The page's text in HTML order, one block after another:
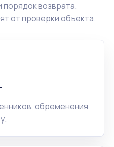
порядок возврата.
от проверки объекта.
обременения